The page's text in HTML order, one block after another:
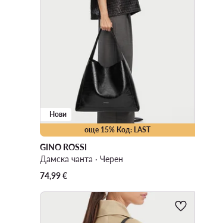
още 15% Код: LAST
Нови
GINO ROSSI
Дамска чанта · Черен
74,99€